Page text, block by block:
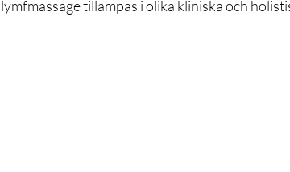
lymfmassage tillämpas i olika kliniska och